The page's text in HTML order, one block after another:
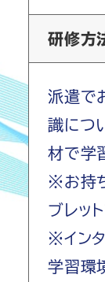
研修方
派遣で
識につ
材で学
※お持
ブレッ
※イン
学習環